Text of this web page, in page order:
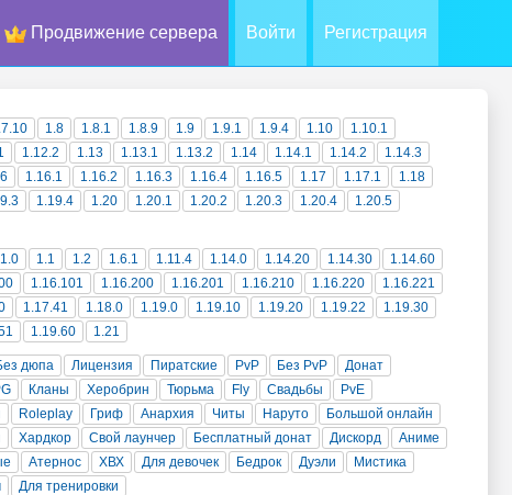
Продвижение сервера Войти Регистрация
1.8 1.8.1 1.8.9 1.9 1.9.1 1.9.4 1.10
1.10.1
1.12.2 1.13 1.13.1 1.13.2 1.14 1.14.1 1.14.2
1.14.3
1.16.1 1.16.2 1.16.3 1.16.4 1.16.5 1.17 1.17.1
1.18
1.19.4 1.20 1.20.1 1.20.2 1.20.3 1.20.4
1.20.5
1.0 1.1 1.2 1.6.1 1.11.4 1.14.0 1.14.20 1.14.30
1.14.60
1.16.101 1.16.200 1.16.201 1.16.210 1.16.220
1.16.221
1.17.41 1.18.0 1.19.0 1.19.10 1.19.20 1.19.22
1.19.30
1.19.60 1.21
дюпа Лицензия Пиратские PvP Без PvP
Донат
Кланы Херобрин Тюрьма Fly Свадьбы
PvE
Roleplay Гриф Анархия Читы Наруто
Большой онлайн
Хардкор Свой лаунчер Бесплатный донат Дискорд
Аниме
Атернос ХВХ Для девочек Бедрок Дуэли
Мистика
Для тренировки